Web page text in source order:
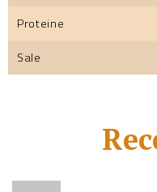
Proteine
Sale